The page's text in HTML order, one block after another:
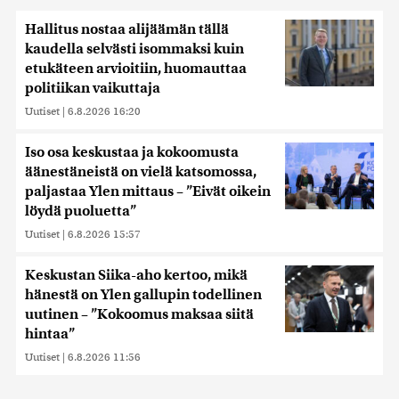
Hallitus nostaa alijäämän tällä
kaudella selvästi isommaksi kuin
etukäteen arvioitiin, huomauttaa
politiikan vaikuttaja
Uutiset | 6.8.2026 16:20
Iso osa keskustaa ja kokoomusta
äänestäneistä on vielä katsomossa,
paljastaa Ylen mittaus – ”Eivät oikein
löydä puoluetta”
Uutiset | 6.8.2026 15:57
Keskustan Siika-aho kertoo, mikä
hänestä on Ylen gallupin todellinen
uutinen – ”Kokoomus maksaa siitä
hintaa”
Uutiset | 6.8.2026 11:56